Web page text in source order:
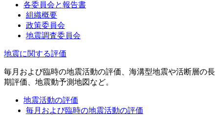
各委員会と報告書
組織概要
政策委員会
地震調査委員会
地震に関する評価
毎月および臨時の地震活動の評価、海溝型地震や活断層の長
期評価、地震動予測地図など。
地震活動の評価
毎月および臨時の地震活動の評価